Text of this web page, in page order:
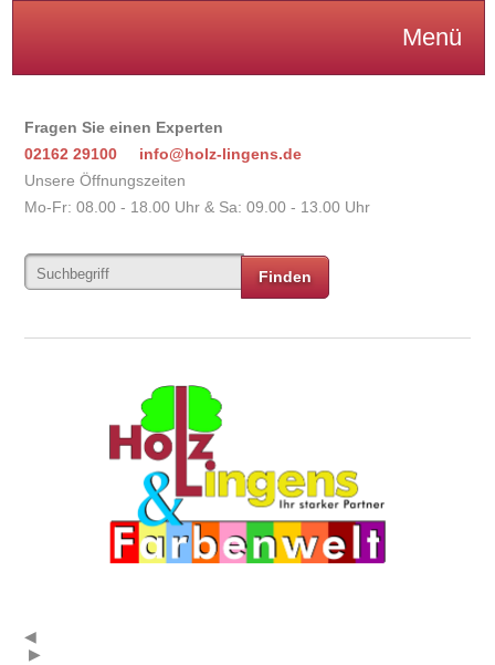
Menü
Fragen Sie einen Experten
02162 29100
info@holz-lingens.de
Unsere Öffnungszeiten
Mo-Fr: 08.00 - 18.00 Uhr & Sa: 09.00 - 13.00 Uhr
◀
▶